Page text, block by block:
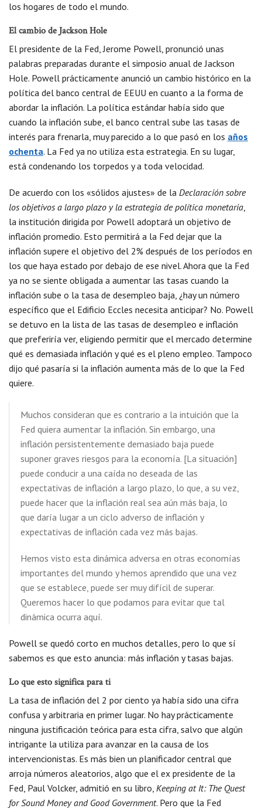
los hogares de todo el mundo.
El cambio de Jackson Hole
El presidente de la Fed, Jerome Powell, pronunció unas
palabras preparadas durante el simposio anual de Jackson
Hole. Powell prácticamente anunció un cambio histórico en la
política del banco central de EEUU en cuanto a la forma de
abordar la inflación. La política estándar había sido que
cuando la inflación sube, el banco central sube las tasas de
interés para frenarla, muy parecido a lo que pasó en los años
ochenta. La Fed ya no utiliza esta estrategia. En su lugar,
está condenando los torpedos y a toda velocidad.
De acuerdo con los «sólidos ajustes» de la Declaración sobre
los objetivos a largo plazo y la estrategia de política monetaria,
la institución dirigida por Powell adoptará un objetivo de
inflación promedio. Esto permitirá a la Fed dejar que la
inflación supere el objetivo del 2% después de los períodos en
los que haya estado por debajo de ese nivel. Ahora que la Fed
ya no se siente obligada a aumentar las tasas cuando la
inflación sube o la tasa de desempleo baja, ¿hay un número
específico que el Edificio Eccles necesita anticipar? No. Powell
se detuvo en la lista de las tasas de desempleo e inflación
que preferiría ver, eligiendo permitir que el mercado determine
qué es demasiada inflación y qué es el pleno empleo. Tampoco
dijo qué pasaría si la inflación aumenta más de lo que la Fed
quiere.
Muchos consideran que es contrario a la intuición que la
Fed quiera aumentar la inflación. Sin embargo, una
inflación persistentemente demasiado baja puede
suponer graves riesgos para la economía. [La situación]
puede conducir a una caída no deseada de las
expectativas de inflación a largo plazo, lo que, a su vez,
puede hacer que la inflación real sea aún más baja, lo
que daría lugar a un ciclo adverso de inflación y
expectativas de inflación cada vez más bajas.
Hemos visto esta dinámica adversa en otras economías
importantes del mundo y hemos aprendido que una vez
que se establece, puede ser muy difícil de superar.
Queremos hacer lo que podamos para evitar que tal
dinámica ocurra aquí.
Powell se quedó corto en muchos detalles, pero lo que sí
sabemos es que esto anuncia: más inflación y tasas bajas.
Lo que esto significa para ti
La tasa de inflación del 2 por ciento ya había sido una cifra
confusa y arbitraria en primer lugar. No hay prácticamente
ninguna justificación teórica para esta cifra, salvo que algún
intrigante la utiliza para avanzar en la causa de los
intervencionistas. Es más bien un planificador central que
arroja números aleatorios, algo que el ex presidente de la
Fed, Paul Volcker, admitió en su libro, Keeping at It: The Quest
for Sound Money and Good Government. Pero que la Fed